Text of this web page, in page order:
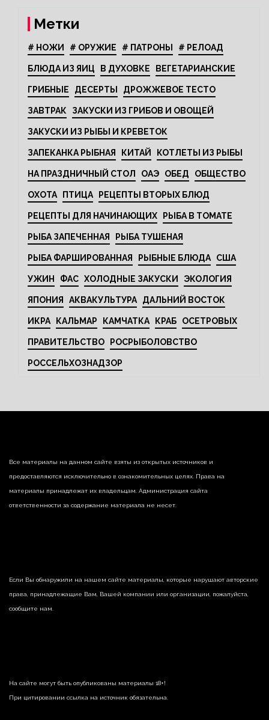
Метки
# НОЖИ # ОРУЖИЕ # ПАТРОНЫ # РЕЛОАД
БЛЮДА ИЗ ЯИЦ В ДУХОВКЕ ВЕГЕТАРИАНСКИЕ
ГРИБНЫЕ ДЕСЕРТЫ ДРОЖЖЕВОЕ ТЕСТО
ЗАВТРАК ЗАКУСКИ ИЗ ГРИБОВ И ОВОЩЕЙ
ЗАКУСКИ ИЗ РЫБЫ И КРЕВЕТОК
ЗАПЕКАНКА РЫБНАЯ КИТАЙ КОТЛЕТЫ ИЗ РЫБЫ
НА ПРАЗДНИЧНЫЙ СТОЛ ОАЭ ОБЕД ОБЩЕСТВО
ОХОТА ПТИЦА РЕЦЕПТЫ ВТОРЫХ БЛЮД
РЕЦЕПТЫ ДЛЯ НАЧИНАЮЩИХ РЫБА В ТОМАТЕ
РЫБА ЗАПЕЧЕННАЯ РЫБА ТУШЕНАЯ
РЫБА ФАРШИРОВАННАЯ РЫБНЫЕ БЛЮДА США
УЖИН ФАС ХОЛОДНЫЕ ЗАКУСКИ ЭКОЛОГИЯ
ЯПОНИЯ АКВАКУЛЬТУРА ДАЛЬНИЙ ВОСТОК
ИКРА КАЛЬМАР КАМЧАТКА КРАБ ОСЕТРОВЫХ
ПРАВИТЕЛЬСТВО РОСРЫБОЛОВСТВО
РОССЕЛЬХОЗНАДЗОР
Все материалы на данном сайте взяты из открытых источников и
предоставляются исключительно в ознакомительных целях. Права на
материалы принадлежат их владельцам. Администрация сайта
ответственности за содержание материала не несет.
Если Вы обнаружили на нашем сайте материалы, которые нарушают авторские
права, принадлежащие Вам, Вашей компании или организации, пожалуйста,
сообщите нам.
На сайте могут быть опубликованы материалы 18+!
При цитировании ссылка на источник обязательна.